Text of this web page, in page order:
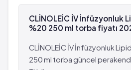
CLİNOLEİC İV İnfüzyonluk
%20 250 ml torba fiyatı
CLİNOLEİC İV İnfüzyonluk
250 ml torba güncel